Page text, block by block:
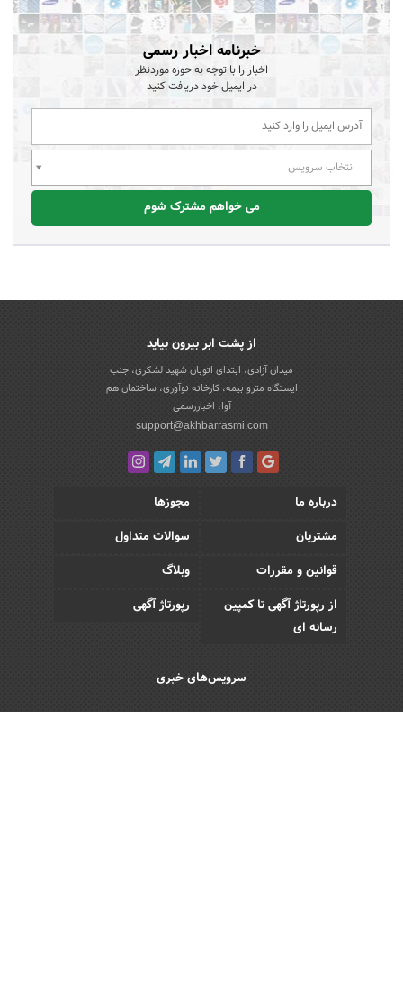
خبرنامه اخبار رسمی
اخبار را با توجه به حوزه موردنظر
در ایمیل خود دریافت کنید
انتخاب سرویس
می خواهم مشترک شوم
از پشت ابر بیرون بیاید
میدان آزادی، ابتدای اتوبان شهید لشکری، جنب
ایستگاه مترو بیمه، کارخانه نوآوری، ساختمان هم
آوا، اخباررسمی
support@akhbarrasmi.com
درباره ما
مجوزها
مشتریان
سوالات متداول
قوانین و مقررات
وبلاگ
از رپورتاژ آگهی تا کمپین
رسانه ای
رپورتاژ آگهی
سرویس‌های خبری